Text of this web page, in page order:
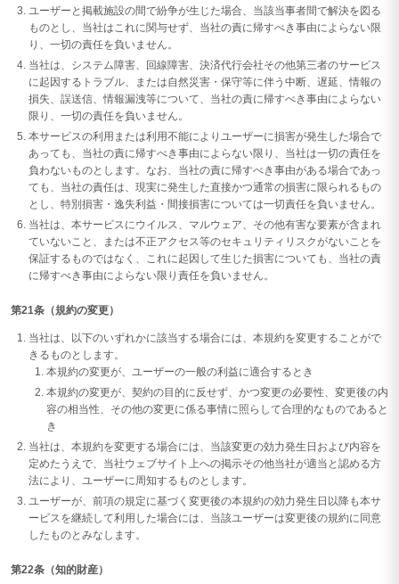
ユーザーと掲載施設の間で紛争が生じた場合、当該当事者間で解決を図る
ものとし、当社はこれに関与せず、当社の責に帰すべき事由によらない限
り、一切の責任を負いません。
当社は、システム障害、回線障害、決済代行会社その他第三者のサービス
に起因するトラブル、または自然災害・保守等に伴う中断、遅延、情報の
損失、誤送信、情報漏洩等について、当社の責に帰すべき事由によらない
限り、一切の責任を負いません。
本サービスの利用または利用不能によりユーザーに損害が発生した場合で
あっても、当社の責に帰すべき事由によらない限り、当社は一切の責任を
負わないものとします。なお、当社の責に帰すべき事由がある場合であっ
ても、当社の責任は、現実に発生した直接かつ通常の損害に限られるもの
とし、特別損害・逸失利益・間接損害については一切責任を負いません。
当社は、本サービスにウイルス、マルウェア、その他有害な要素が含まれ
ていないこと、または不正アクセス等のセキュリティリスクがないことを
保証するものではなく、これに起因して生じた損害についても、当社の責
に帰すべき事由によらない限り責任を負いません。
第21条（規約の変更）
当社は、以下のいずれかに該当する場合には、本規約を変更することがで
きるものとします。
本規約の変更が、ユーザーの一般の利益に適合するとき
本規約の変更が、契約の目的に反せず、かつ変更の必要性、変更後の内
容の相当性、その他の変更に係る事情に照らして合理的なものであると
き
当社は、本規約を変更する場合には、当該変更の効力発生日および内容を
定めたうえで、当社ウェブサイト上への掲示その他当社が適当と認める方
法により、ユーザーに周知するものとします。
ユーザーが、前項の規定に基づく変更後の本規約の効力発生日以降も本サ
ービスを継続して利用した場合には、当該ユーザーは変更後の規約に同意
したものとみなします。
第22条（知的財産）